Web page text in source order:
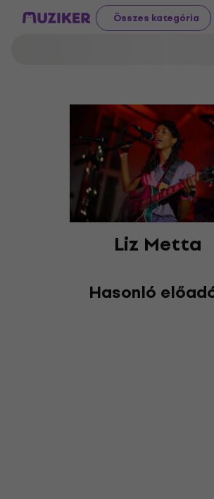
Összes kategória
Liz Metta
Hasonló